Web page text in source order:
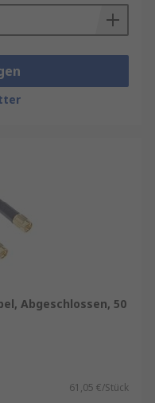
Abgeschlossen, 50
61,05 €/Stück